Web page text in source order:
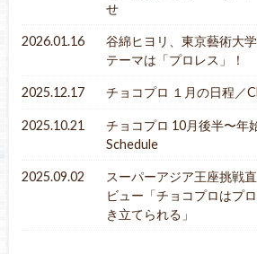
せ
2026.01.16
谷綿ヒヨリ、東京藝術大
テーマは「プロレス」！
2025.12.17 チョコプロ １月の日程／
2025.10.21
チョコプロ 10月後半〜年
Schedule
2025.09.02
スーパーアジア王座挑戦
ビュー「チョコプロはプ
き立てられる」